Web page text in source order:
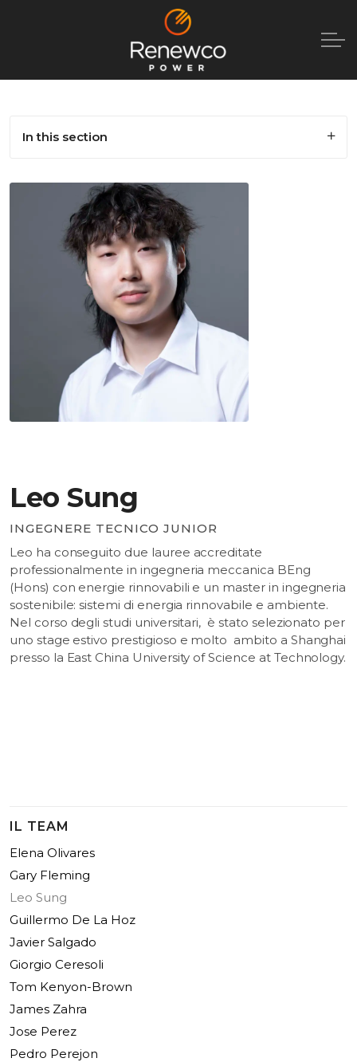
In this section
Leo Sung
INGEGNERE TECNICO JUNIOR
Leo ha conseguito due lauree accreditate
professionalmente in ingegneria meccanica BEng
(Hons) con energie rinnovabili e un master in ingegneria
sostenibile: sistemi di energia rinnovabile e ambiente.
Nel corso degli studi universitari, è stato selezionato per
uno stage estivo prestigioso e molto ambito a Shanghai
presso la East China University of Science at Technology.
IL TEAM
Elena Olivares
Gary Fleming
Leo Sung
Guillermo De La Hoz
Javier Salgado
Giorgio Ceresoli
Tom Kenyon-Brown
James Zahra
Jose Perez
Pedro Perejon